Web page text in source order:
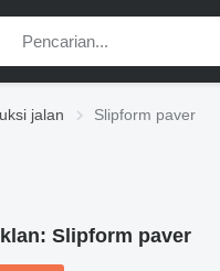
jalan Slipform paver
Slipform paver